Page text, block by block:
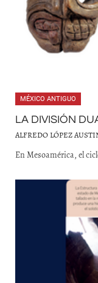
MÉXICO ANTIGUO
LA DIVISIÓN
ALFREDO LÓPEZ
En Mesoamérica, el